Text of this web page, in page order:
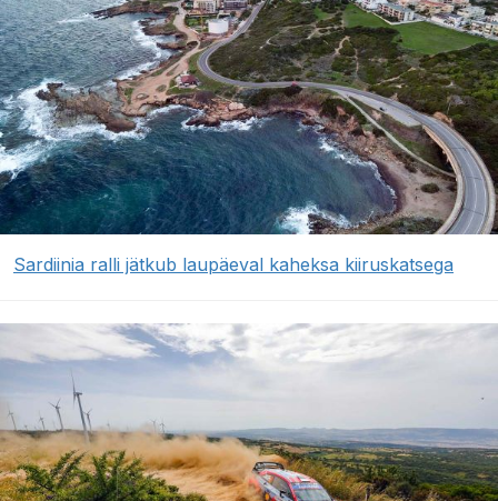
Sardiinia ralli jätkub laupäeval kaheksa kiiruskatsega